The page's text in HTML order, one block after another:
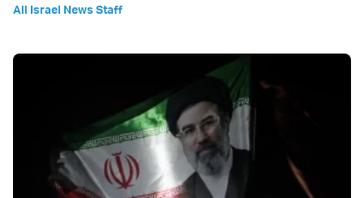
All Israel News Staff